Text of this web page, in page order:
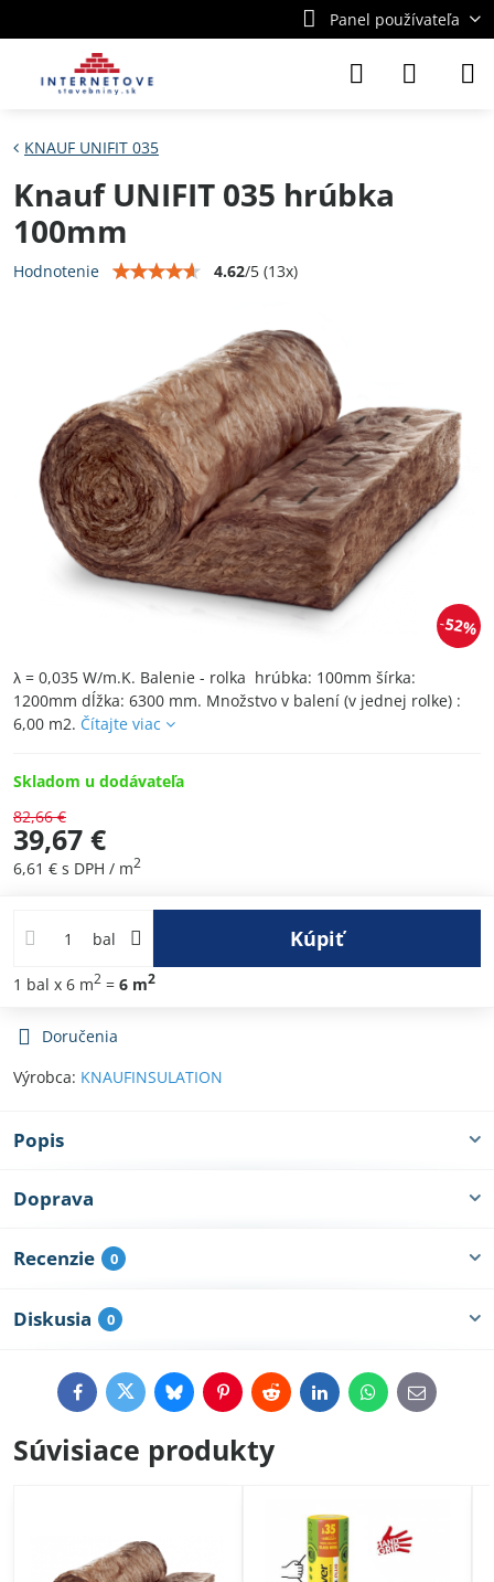
Panel používateľa
52%
KNAUF UNIFIT 035
Knauf UNIFIT 035 hrúbka
100mm
Hodnotenie 4.62/5 (13x)
λ = 0,035 W/m.K. Balenie - rolka hrúbka: 100mm šírka:
1200mm dĺžka: 6300 mm. Množstvo v balení (v jednej rolke) :
6,00 m2. Čítajte viac
Skladom u dodávateľa
82,66 €
39,67 €
6,61 € s DPH / m2
bal Kúpiť
1 bal x 6 m2 = 6 m2
Doručenia
Výrobca: KNAUFINSULATION
Popis
Doprava
Recenzie 0
Diskusia 0
FacebookTwitterBlueskyPinterestRedditLinkedInWhatsApp
E-
mail
Súvisiace produkty